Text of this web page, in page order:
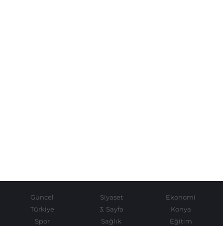
Güncel Siyaset
Ekonomi
Türkiye
3. Sayfa
Konya
Spor
Sağlık
Eğitim